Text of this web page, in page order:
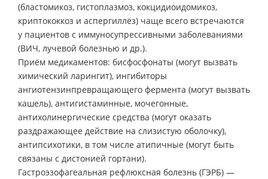
(бластомикоз, гистоплазмоз, кокцидиоидомикоз,
криптококкоз и аспергиллёз) чаще всего встречаются
у пациентов с иммуносупрессивными заболеваниями
(ВИЧ, лучевой болезнью и др.).
Приём медикаментов: бисфосфонаты (могут вызвать
химический ларингит), ингибиторы
ангиотензинпревращающего фермента (могут вызвать
кашель), антигистаминные, мочегонные,
антихолинергические средства (могут оказать
раздражающее действие на слизистую оболочку),
антипсихотики, в том числе атипичные (могут быть
связаны с дистонией гортани).
Гастроэзофагеальная рефлюксная болезнь (ГЭРБ) —